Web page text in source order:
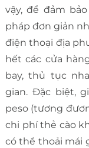
vậy, để đảm
pháp đơn giản
điện thoại địa
hết các cửa
bay, thủ tục
gian. Đặc biệt,
peso (tương
chi phí thẻ cào
có thể thoải mái